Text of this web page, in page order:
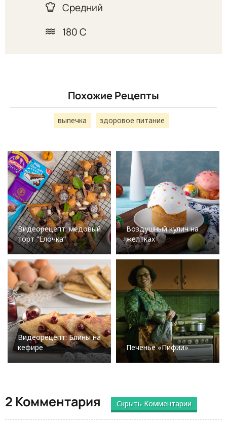
Средний
180 С
Похожие Рецепты
выпечка здоровое питание
Видеорецепт: медовый
торт “Елочка”
Воздушный кулич на
желтках
Видеорецепт: Блины на
кефире
Печенье «Пифии»
2 Комментария Скрыть Комментарии